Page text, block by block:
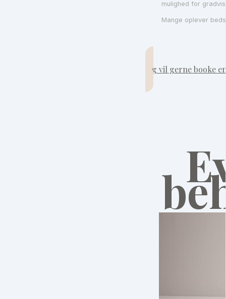
mulighed for
Mange oplever
Jeg vil gerne booke